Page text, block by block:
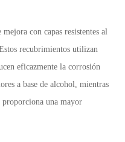
con capas resistentes al
recubrimientos utilizan
eficazmente la corrosión
a base de alcohol, mientras
una mayor